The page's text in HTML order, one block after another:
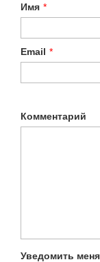
Имя *
Email *
Комментарий
Уведомить